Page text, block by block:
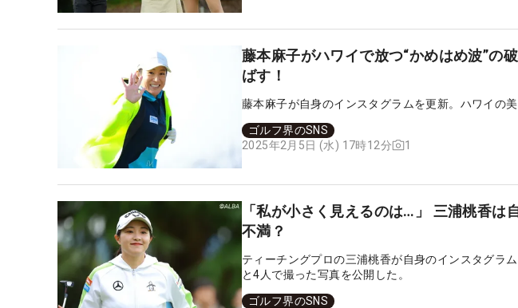
藤本麻子がハワイで放つ“かめはめ波”の
ばす！
藤本麻子が自身のインスタグラムを更新。ハワイの
ゴルフ界のSNS
2025年2月5日 (水) 17時12分
1
「私が小さく見えるのは…」 三浦桃香は
不満？
ティーチングプロの三浦桃香が自身のインスタグラ
と4人で撮った写真を公開した。
ゴルフ界のSNS